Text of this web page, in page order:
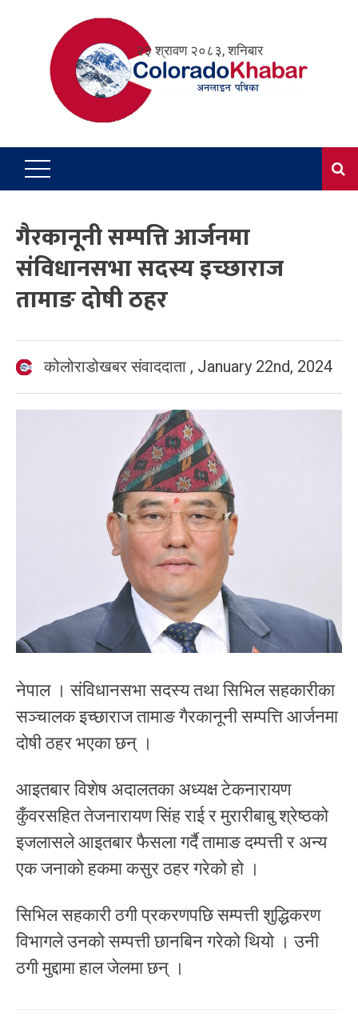
२३ श्रावण २०८३, शनिबार
गैरकानूनी सम्पत्ति आर्जनमा
संविधानसभा सदस्य इच्छाराज
तामाङ दोषी ठहर
कोलोराडोखबर संवाददाता , January 22nd, 2024
नेपाल । संविधानसभा सदस्य तथा सिभिल सहकारीका
सञ्चालक इच्छाराज तामाङ गैरकानूनी सम्पत्ति आर्जनमा
दोषी ठहर भएका छन् ।
आइतबार विशेष अदालतका अध्यक्ष टेकनारायण
कुँवरसहित तेजनारायण सिंह राई र मुरारीबाबु श्रेष्ठको
इजलासले आइतबार फैसला गर्दै तामाङ दम्पत्ती र अन्य
एक जनाको हकमा कसुर ठहर गरेको हो ।
सिभिल सहकारी ठगी प्रकरणपछि सम्पत्ती शुद्धिकरण
विभागले उनको सम्पत्ती छानबिन गरेको थियो । उनी
ठगी मुद्दामा हाल जेलमा छन् ।